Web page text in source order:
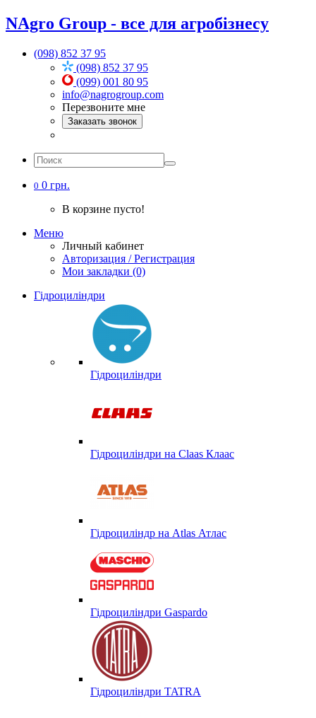
NAgro Group - все для агробізнесу
(098) 852 37 95
(098) 852 37 95
(099) 001 80 95
info@nagrogroup.com
Перезвоните мне
Заказать звонок
0 0 грн.
В корзине пусто!
Меню
Личный кабинет
Авторизация / Регистрация
Мои закладки (0)
Гідроциліндри
Гідроциліндри
Гідроциліндри на Claas Клаас
Гідроциліндр на Atlas Атлас
Гідроциліндри Gaspardo
Гідроциліндри TATRA